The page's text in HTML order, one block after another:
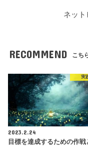
ネット
RECOMMEND こち
実
2023.2.24
目標を達成するための作戦